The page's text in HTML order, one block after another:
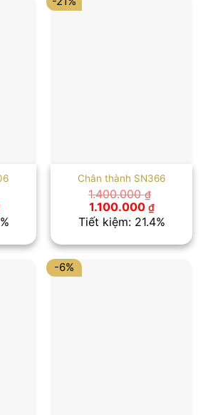
₫.
Chân thành SN366
1.400.000₫
Giá
gốc
là:
1.100.000 ₫Giá
hiện
tại
Tiết kiệm: 21.4%
-6%